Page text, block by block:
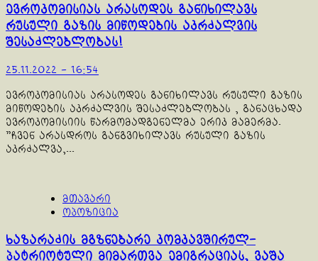
ევროკომისიას არასოდეს განიხილავს
რუსული გაზის მიწოდების აკრძალვის
შესაძლებლობას!
25.11.2022 - 16:54
ევროკომისიას არასოდეს განიხილავს რუსული გაზის
მიწოდების აკრძალვის შესაძლებლობას , განაცხადა
ევროკომისიის წარმომადგენელმა ერიკ მამერმა.
”ჩვენ არასდროს განგვიხილავს რუსული გაზის
აკრძალვა,...
მთავარი
ოპოზიცია
ხაზარაძის მგზნებარე კომკავშირულ-
პატრიოტული მიმართვა ემიგრაციას, ვაშა